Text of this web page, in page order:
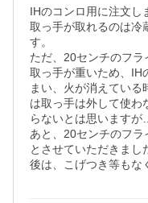
IHのコンロ用に注文し
取っ手が取れるのは冷
す。
ただ、20センチのフラ
取っ手が重いため、IH
まい、火が消えてい
は取っ手は外して使わ
らないとは思いますが…
あと、20センチのフ
とさせていただきまし
後は、こげつき等もな